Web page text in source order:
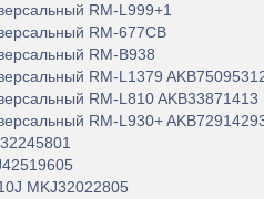
RM-L999+1
RM-677CB
RM-B938
RM-L1379
RM-L810 AKB33871413
RM-L930+
MKJ32022805